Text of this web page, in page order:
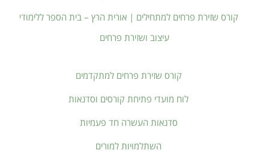
קורס שזירת פרחים למתחילים | אורית הרץ – בית הספר ללימודי
עיצוב ושזירת פרחים
קורס שזירת פרחים למתקדמים
לוח מועדי פתיחת קורסים וסדנאות
סדנאות העשרה חד פעמיות
השתלמויות למורים